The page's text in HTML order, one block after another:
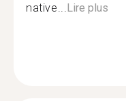
native... Lire plus